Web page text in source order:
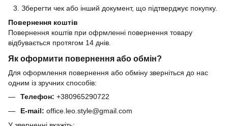
Зберегти чек або інший документ, що підтверджує покупку.
Повернення коштів
Повернення коштів при офрмленні повернення товару
відбувається протягом 14 днів.
Як оформити повернення або обмін?
Для оформлення повернення або обміну зверніться до нас
одним із зручних способів:
Телефон: +380965290722
E-mail: office.leo.style@gmail.com